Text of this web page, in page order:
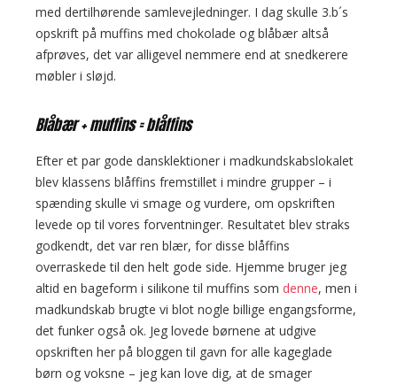
med dertilhørende samlevejledninger. I dag skulle 3.b´s
opskrift på muffins med chokolade og blåbær altså
afprøves, det var alligevel nemmere end at snedkerere
møbler i sløjd.
Blåbær + muffins = blåffins
Efter et par gode dansklektioner i madkundskabslokalet
blev klassens blåffins fremstillet i mindre grupper – i
spænding skulle vi smage og vurdere, om opskriften
levede op til vores forventninger. Resultatet blev straks
godkendt, det var ren blær, for disse blåffins
overraskede til den helt gode side. Hjemme bruger jeg
altid en bageform i silikone til muffins som denne, men i
madkundskab brugte vi blot nogle billige engangsforme,
det funker også ok. Jeg lovede børnene at udgive
opskriften her på bloggen til gavn for alle kageglade
børn og voksne – jeg kan love dig, at de smager